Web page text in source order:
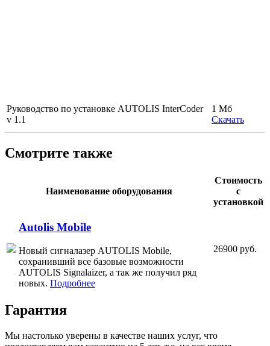
Руководство по установке AUTOLIS InterCoder
v 1.1
1 Мб
Скачать
Смотрите также
Наименование оборудования
Стоимость
с
установкой
Autolis Mobile
Новый сигналазер AUTOLIS Mobile,
сохранивший все базовые возможности
AUTOLIS Signalaizer, а так же получил ряд
новых. Подробнее
26900 руб.
Гарантия
Мы настолько уверены в качестве наших услуг, что